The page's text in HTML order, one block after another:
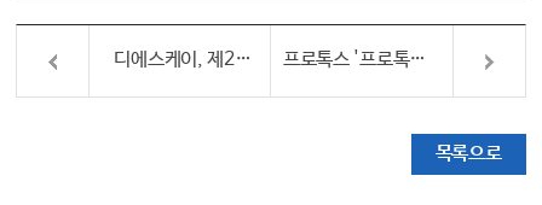
디에스케이, 제2공장 완공... 프로톡스 '프로톡신주' 임상 2상 개시…미간주름 개선 유효성 검증
목록으로